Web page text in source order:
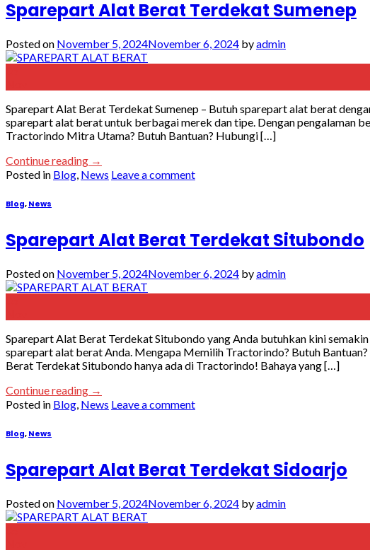
Sparepart Alat Berat Terdekat Sumenep
Posted on November 5, 2024November 6, 2024 byadmin
Sparepart Alat Berat Terdekat Sumenep – Butuh sparepart alat berat
sparepart alat berat untuk berbagai merek dan tipe. Dengan pengalaman
Tractorindo Mitra Utama? Butuh Bantuan? Hubungi […]
Continue reading →
Posted in Blog, News Leave a comment
Blog, News
Sparepart Alat Berat Terdekat Situbondo
Posted on November 5, 2024November 6, 2024 byadmin
Sparepart Alat Berat Terdekat Situbondo yang Anda butuhkan kini
sparepart alat berat Anda. Mengapa Memilih Tractorindo? Butuh
Berat Terdekat Situbondo hanya ada di Tractorindo! Bahaya yang […]
Continue reading →
Posted in Blog News Leave a comment
Blog, News
Sparepart Alat Berat Terdekat Sidoarjo
Posted on November 5, 2024November 6, 2024 byadmin